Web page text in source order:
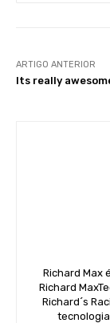
ARTIGO ANTERIOR
Its really
Richard Max
Richard
Richard´s